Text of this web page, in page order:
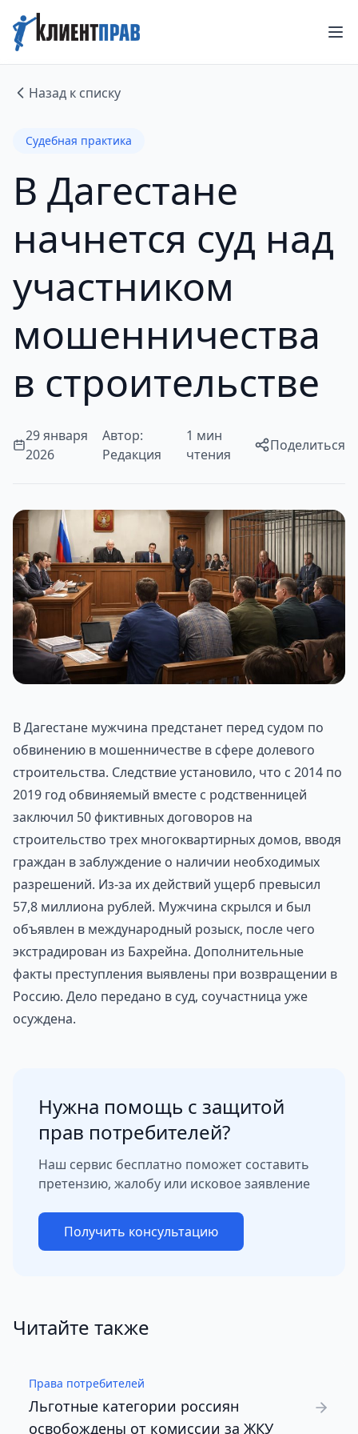
Назад к списку
Судебная практика
В Дагестане
начнется суд над
участником
мошенничества
в строительстве
29 января
2026
Автор:
Редакция
1 мин
чтения
Поделиться
В Дагестане мужчина предстанет перед судом по
обвинению в мошенничестве в сфере долевого
строительства. Следствие установило, что с 2014 по
2019 год обвиняемый вместе с родственницей
заключил 50 фиктивных договоров на
строительство трех многоквартирных домов, вводя
граждан в заблуждение о наличии необходимых
разрешений. Из-за их действий ущерб превысил
57,8 миллиона рублей. Мужчина скрылся и был
объявлен в международный розыск, после чего
экстрадирован из Бахрейна. Дополнительные
факты преступления выявлены при возвращении в
Россию. Дело передано в суд, соучастница уже
осуждена.
Нужна помощь с защитой
прав потребителей?
Наш сервис бесплатно поможет составить
претензию, жалобу или исковое заявление
Получить консультацию
Читайте также
Права потребителей
Льготные категории россиян
освобождены от комиссии за ЖКУ